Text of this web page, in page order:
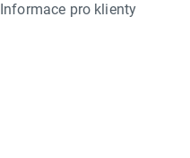
Informace pro klienty